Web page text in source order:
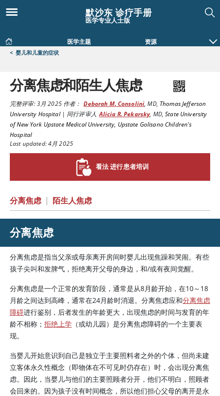
默沙东 诊疗手册
医学专业人士版
医学主题 资源
< 婴儿和儿童的症状
分离焦虑和陌生人焦虑
完整评审:3月 2025作者： Deborah M. Consolini,MD, Thomas Jefferson
University Hospital| 同行评审人 Alicia R. Pekarsky, MD,State University
of New York Upstate Medical University, Upstate Golisano Children's
Hospital
Last updated: 4月 2025
看法 进行患者培训
分离焦虑 | 陌生人焦虑
分离焦虑
分离焦虑是指当父亲或母亲离开房间时婴儿出现焦躁和哭闹。有些
孩子尖叫和发脾气，拒绝离开父母的身边，和/或有夜间觉醒。
分离焦虑是一个正常的发育阶段，通常是从8月龄开始，在10～18
月龄之间达到高峰，通常在24月龄时消退。分离焦虑应和分离焦虑
障碍进行鉴别，后者发生的年龄更大，出现焦虑的时间与发育的年
龄不相称； 拒绝上学 （或幼儿园）是分离焦虑障碍的一个主要表
现。
当婴儿开始意识到自己是独立于主要照料者之外的个体，但尚未建
立客体永久性概念（即物体在不可见时仍存在）时，会出现分离焦
虑。因此，当婴儿与他们的主要照顾者分开，他们不明白，照顾者
会回来的。因为孩子没有时间概念，所以他们担心父母的离开是永